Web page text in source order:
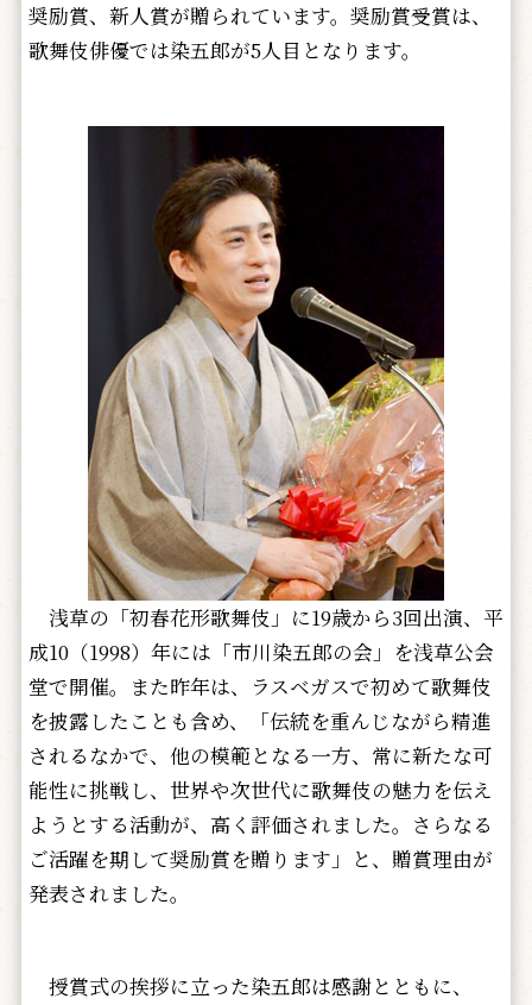
奨励賞、新人賞が贈られています。奨励賞受賞は、
歌舞伎俳優では染五郎が5人目となります。
浅草の「初春花形歌舞伎」に19歳から3回出演、平
成10（1998）年には「市川染五郎の会」を浅草公会
堂で開催。また昨年は、ラスベガスで初めて歌舞伎
を披露したことも含め、「伝統を重んじながら精進
されるなかで、他の模範となる一方、常に新たな可
能性に挑戦し、世界や次世代に歌舞伎の魅力を伝え
ようとする活動が、高く評価されました。さらなる
ご活躍を期して奨励賞を贈ります」と、贈賞理由が
発表されました。
授賞式の挨拶に立った染五郎は感謝とともに、